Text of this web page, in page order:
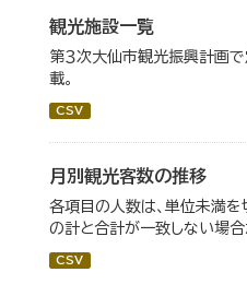
観光施設一覧
第３次大仙市観光振興計画で
載。
CSV
月別観光客数の推移
各項目の人数は、単位未満を
の計と合計が一致しない場合
CSV